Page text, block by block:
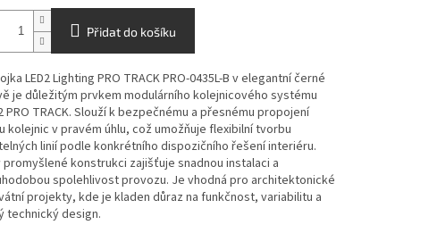
Přidat do košíku
LED2 Lighting PRO TRACK PRO-0435L-B v elegantní černé
je důležitým prvkem modulárního kolejnicového systému
PRO TRACK. Slouží k bezpečnému a přesnému propojení
kolejnic v pravém úhlu, což umožňuje flexibilní tvorbu
linií podle konkrétního dispozičního řešení interiéru.
promyšlené konstrukci zajišťuje snadnou instalaci a
spolehlivost provozu. Je vhodná pro architektonické
projekty, kde je kladen důraz na funkčnost, variabilitu a
technický design.